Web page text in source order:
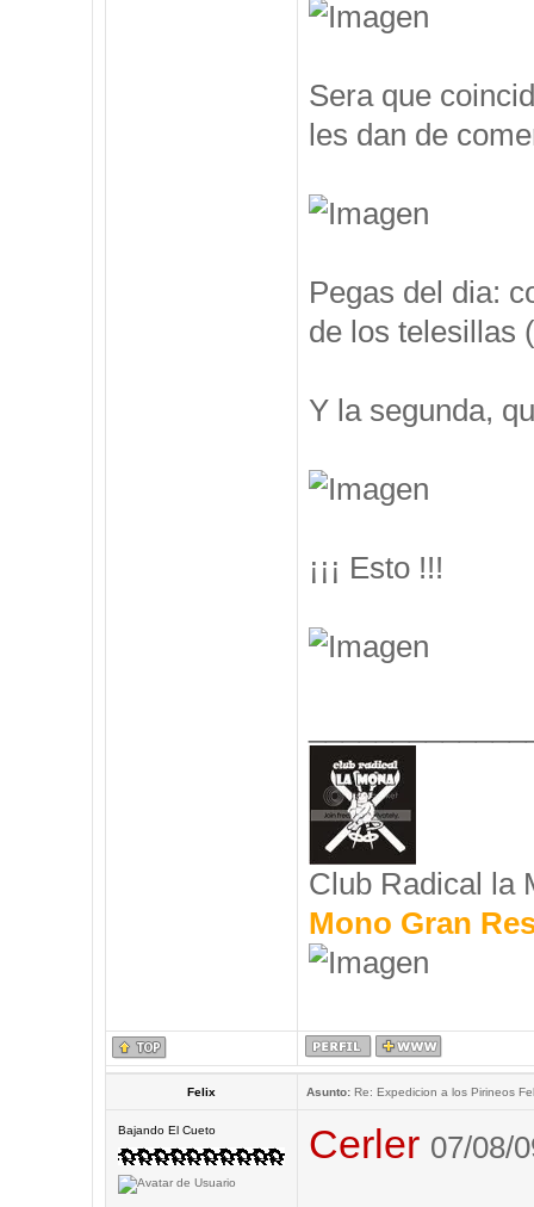
Sera que
les dan de
Pegas del dia:
de los telesillas
Y la segunda,
¡¡¡ Esto !!!
Club Radical la
Mono Gran
Felix Asunto:Re: Expedicion a los Pirineos
Bajando El Cueto Cerler 07/08/